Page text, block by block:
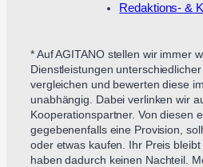
Redaktions- &
* Auf AGITANO stellen wir immer
Dienstleistungen
vergleichen und bewerten diese
unabhängig. Dabei verlinken wir
Kooperationspartner. Von diesen
gegebenenfalls eine Provision,
oder etwas kaufen. Ihr Preis
haben dadurch keinen Nachteil.